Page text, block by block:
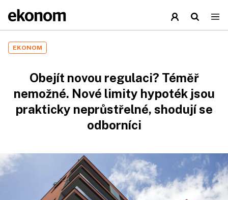
EKONOM
Obejít novou regulaci? Téměř
nemožné. Nové limity hypoték jsou
prakticky neprůstřelné, shodují se
odborníci